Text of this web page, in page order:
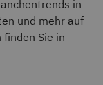
in
und mehr auf
Sie in